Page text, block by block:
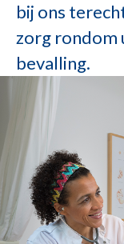
bij ons
zorg rondom
bevalling.